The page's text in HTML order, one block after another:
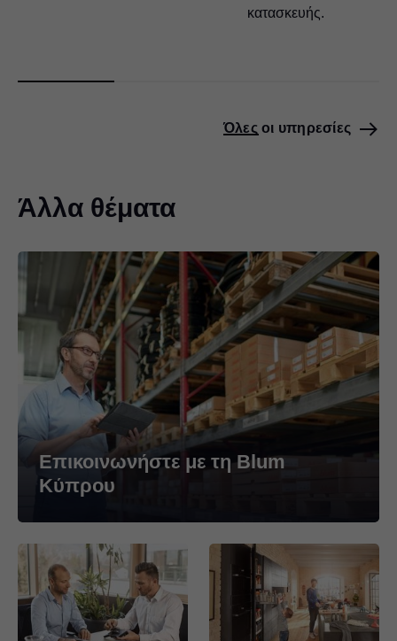
Όλες οι υπηρεσίες
κατασκευής.
Άλλα θέματα
Επικοινωνήστε με τη Blum
Κύπρου